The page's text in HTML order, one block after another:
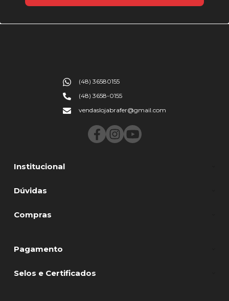
Institucional
Dúvidas
Compras
(48) 36580155
(48) 3658-0155
vendaslojabrafer@gmail.com
Pagamento
Selos e Certificados